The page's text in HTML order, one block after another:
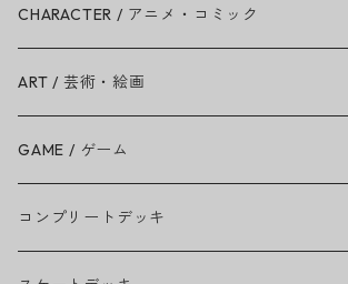
Ariana Grande
BAD RELIGION
BEASTIE BOYS
THE BEATLES
CHARACTER / アニメ・コミック
ART / 芸術・絵画
GAME / ゲーム
コンプリートデッキ